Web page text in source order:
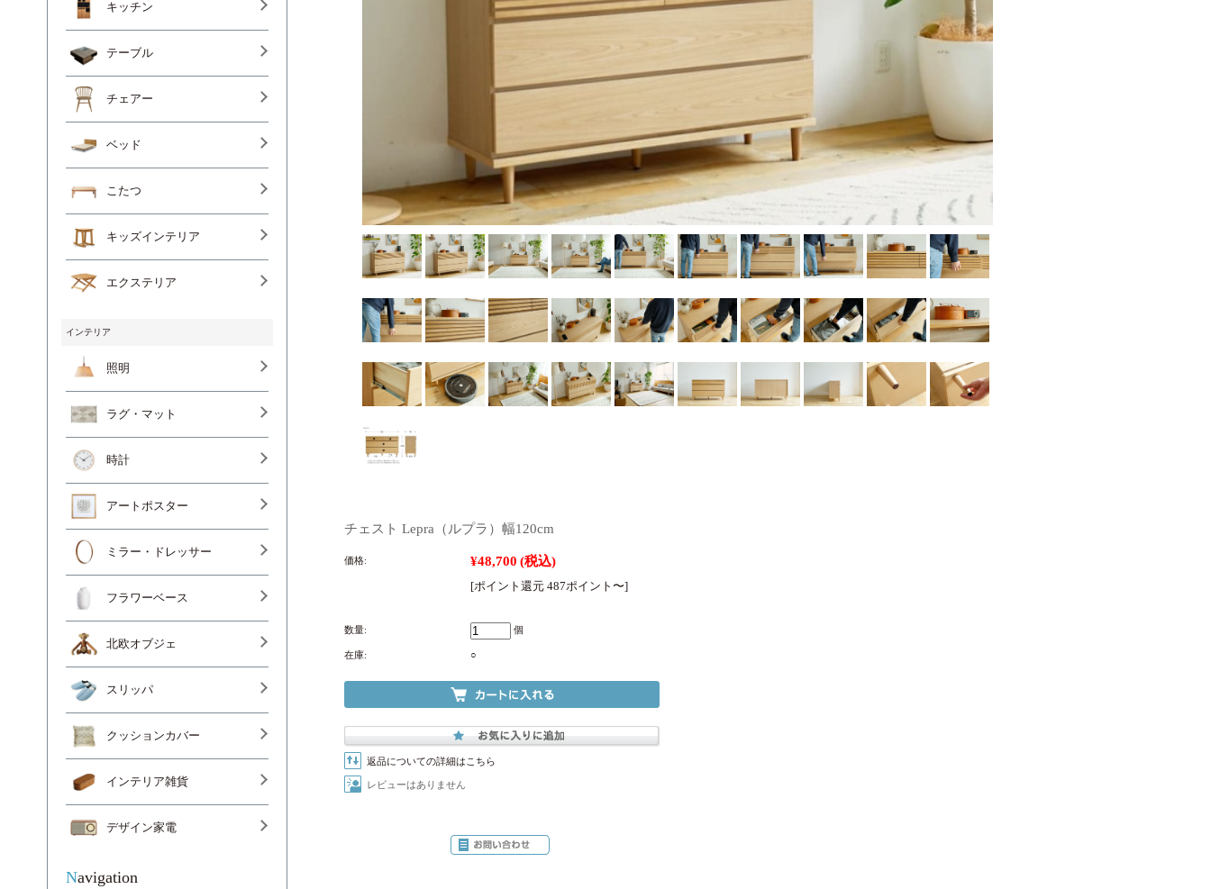
チェスト Lepra（ルプラ）幅120cm
価格: ¥48,700 (税込)
[ポイント還元 487ポイント〜]
数量: 個
在庫: ○
返品についての詳細はこちら
レビューはありません
キッチン
テーブル
チェアー
ベッド
こたつ
キッズインテリア
エクステリア
インテリア
照明
ラグ・マット
時計
アートポスター
ミラー・ドレッサー
フラワーベース
北欧オブジェ
スリッパ
クッションカバー
インテリア雑貨
デザイン家電
Navigation